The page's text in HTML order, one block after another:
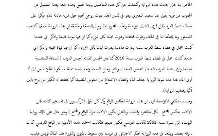
الخاص بنا حتى جاءت هذه الرواية وكشفت عن كل هذه التفاصيل وبهذا العمق وهذه الدقة وهذا الشمول من
الجنوب من قرية يقول عنها سعيد البصري وهو في لندن (فقد بقيت روحي تحوم حول قرية هادئة تنام مبكرا على
ضفاف شط العرب)الى قرى الشمال اليزيدية والحب المحرم المذبوح ل(امنية) والحقيقة ان هذه الرواية بعمقها كشفت
المستور وما يخطط لنا في الخفاء وغيرت قناعاتنا وهزت ايماننا بكل شيء كما ان فيها نبوءة مخيفة واذكر اني عندما
كنت اعمل في قضاء شط العرب سنة وغيرت قناعاتنا وهزت ايماننا بكل شيء , كما ان فيها نبؤة مخيفة واذكر اني
عندما كنت اعمل في قضاء شط العرب سنة 2010 كنا نعبر الجسر القديم (جسر الدوب ) الساعة السادسة
صباحا وارى شط العرب فيه ماء اتنفس الصعداء وافتح زجاج السياة وأخذ نفسا عميقا مسكونا بالخوف من اني لا
أرى الماء غدا هذه نبوءة الرواية جفاف الماء وانطفاء الاشعاع من النفوس المضيئة كما يخطط له الكبار من برج بابل
(كما وصفتهم الرواية).
وحسب ثقافتي المتواضعة أرى ان هذه الرواية انعكاس للواقع وكما كان يقول الماركسيون في فلسفتهم للأدب(ان
الادب يعكس المجتمع بكل مظاهره وقضاياه وبالتالي يكون الادب مرأة للواقع والمجتمع ) وخير مثال على ذلك رواية
البؤساء التي نشرة سنة 1862 للكاتب الفرنسي فكتور هيجو فالكاتب استمد مادته الأدبية من الواقع الفرنسي آنذاك
, وانه يصف وينتقد في هذه الرواية الظلم الاجتماعي في فرنسا بين سقوط نابليون والثورة ضد الملك لويس فيليب